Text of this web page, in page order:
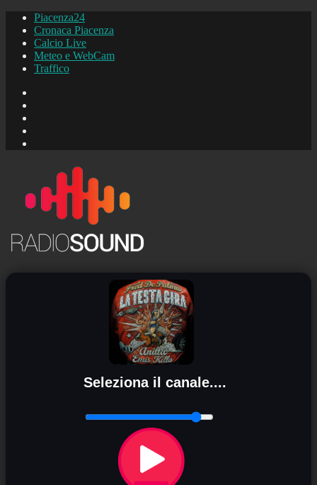
Piacenza24
Cronaca Piacenza
Calcio Live
Meteo e WebCam
Traffico
Seleziona il canale....